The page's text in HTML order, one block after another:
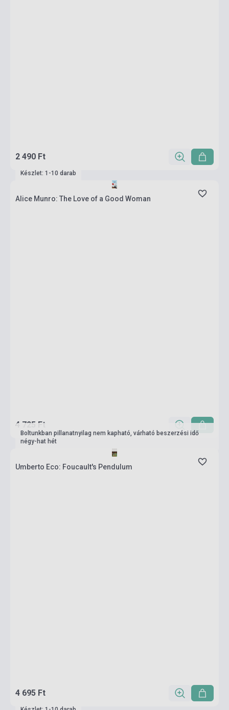
2 490 Ft
Készlet: 1-10 darab
Alice Munro: The Love of a Good Woman
4 725 Ft
Boltunkban pillanatnyilag nem kapható, várható beszerzési idő
négy-hat hét
Umberto Eco: Foucault's Pendulum
4 695 Ft